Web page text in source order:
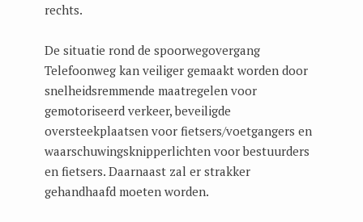
rechts.
De situatie rond de spoorwegovergang
Telefoonweg kan veiliger gemaakt worden door
snelheidsremmende maatregelen voor
gemotoriseerd verkeer, beveiligde
oversteekplaatsen voor fietsers/voetgangers en
waarschuwingsknipperlichten voor bestuurders
en fietsers. Daarnaast zal er strakker
gehandhaafd moeten worden.